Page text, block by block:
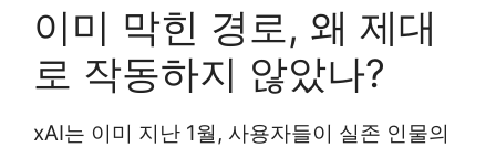
이미 막힌 경로, 왜 제대
로 작동하지 않았나?
xAI는 이미 지난 1월, 사용자들이 실존 인물의